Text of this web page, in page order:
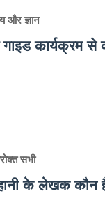
और ज्ञान
कार्यक्रम से
सभी
के लेखक कौन